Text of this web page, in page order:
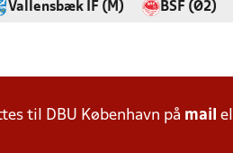
Vallensbæk IF (M) BSF (Ø2)
til DBU København på mail